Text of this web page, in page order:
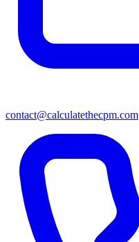
contact@calculatethecpm.com